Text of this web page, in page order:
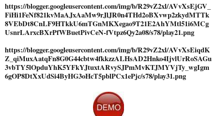
https://blogger.googleusercontent.com/img/b/R29vZ2xl/AVvXsEjGV_
FiHi1FeNf821kvMaAJxAaMw9rJlJR0n4THd2oBXvwp2zkydMTTk
8VEbDt8CnLF9HTkkU6mTGnMKXegao9T21E2AhYMtl51i6MCg
UsnrLArxcBXrPfWBuetPivCeN-fVtpz6Qy2a08/s78/play21.png
https://blogger.googleusercontent.com/img/b/R29vZ2xl/AVvXsEiqdK
Z_qiMuxAatqFn8G0G44cbtw4fkkzzALHsAD2Hnko4IjvlUrRoSAGu
3vbTY5lOpduYhK5YFkYJtuxtARvySJPmMvKTJMYVjTy_wgIgm
6gOP8DtXxUdSi4ByHG3oHcT5pblPCx1ePjc/s78/play31.png